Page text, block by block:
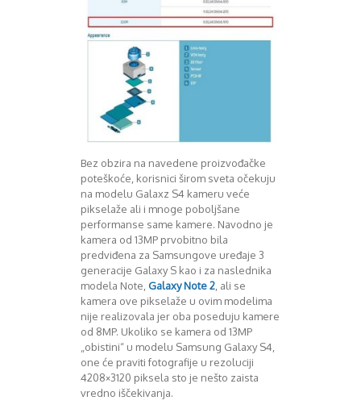
Mart 2016
Novembar 2016
Decembar 2016
Februar 2017
April 2017
Maj 2017
Juni 2017
Juli 2017
August 2017
Oktobar 2017
Novembar 2017
Decembar 2017
Bez obzira na navedene proizvođačke
poteškoće, korisnici širom sveta očekuju
na modelu Galaxz S4 kameru veće
pikselaže ali i mnoge poboljšane
performanse same kamere. Navodno je
kamera od 13MP prvobitno bila
predviđena za Samsungove uređaje 3
generacije Galaxy S kao i za naslednika
modela Note, Galaxy Note 2 , ali se
kamera ove pikselaže u ovim modelima
nije realizovala jer oba poseduju kamere
od 8MP. Ukoliko se kamera od 13MP
„obistini“ u modelu Samsung Galaxy S4,
one će praviti fotografije u rezoluciji
4208×3120 piksela sto je nešto zaista
vredno iščekivanja.